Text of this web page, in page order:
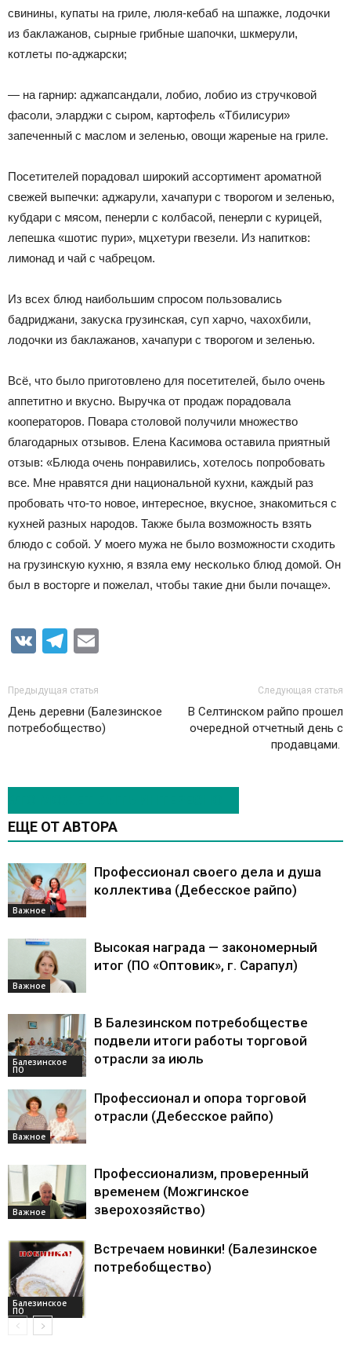
свинины, купаты на гриле, люля-кебаб на шпажке, лодочки
из баклажанов, сырные грибные шапочки, шкмерули,
котлеты по-аджарски;
— на гарнир: аджапсандали, лобио, лобио из стручковой
фасоли, эларджи с сыром, картофель «Тбилисури»
запеченный с маслом и зеленью, овощи жареные на гриле.
Посетителей порадовал широкий ассортимент ароматной
свежей выпечки: аджарули, хачапури с творогом и зеленью,
кубдари с мясом, пенерли с колбасой, пенерли с курицей,
лепешка «шотис пури», мцхетури гвезели. Из напитков:
лимонад и чай с чабрецом.
Из всех блюд наибольшим спросом пользовались
бадриджани, закуска грузинская, суп харчо, чахохбили,
лодочки из баклажанов, хачапури с творогом и зеленью.
Всё, что было приготовлено для посетителей, было очень
аппетитно и вкусно. Выручка от продаж порадовала
кооператоров. Повара столовой получили множество
благодарных отзывов. Елена Касимова оставила приятный
отзыв: «Блюда очень понравились, хотелось попробовать
все. Мне нравятся дни национальной кухни, каждый раз
пробовать что-то новое, интересное, вкусное, знакомиться с
кухней разных народов. Также была возможность взять
блюдо с собой. У моего мужа не было возможности сходить
на грузинскую кухню, я взяла ему несколько блюд домой. Он
был в восторге и пожелал, чтобы такие дни были почаще».
VK Telegram
Предыдущая статья
День деревни (Балезинское
потребобщество)
Следующая статья
В Селтинском райпо прошел
очередной отчетный день с
продавцами.
ЕЩЕ ОТ АВТОРА
Важное
Профессионал своего дела и душа
коллектива (Дебесское райпо)
Важное
Высокая награда — закономерный
итог (ПО «Оптовик», г. Сарапул)
Балезинское
ПО
В Балезинском потребобществе
подвели итоги работы торговой
отрасли за июль
Важное
Профессионал и опора торговой
отрасли (Дебесское райпо)
Важное
Профессионализм, проверенный
временем (Можгинское
зверохозяйство)
Балезинское
ПО
Встречаем новинки! (Балезинское
потребобщество)